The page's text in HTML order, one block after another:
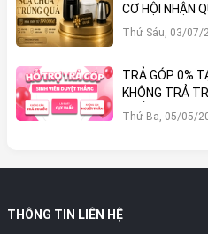
CƠ HỘI NHẬN
MOBILE
Thứ Sáu, 03/07/
TRẢ GÓP 0%
KHÔNG TRẢ
THẲNG!
Thứ Ba, 05/05/
THÔNG TIN LIÊN HỆ